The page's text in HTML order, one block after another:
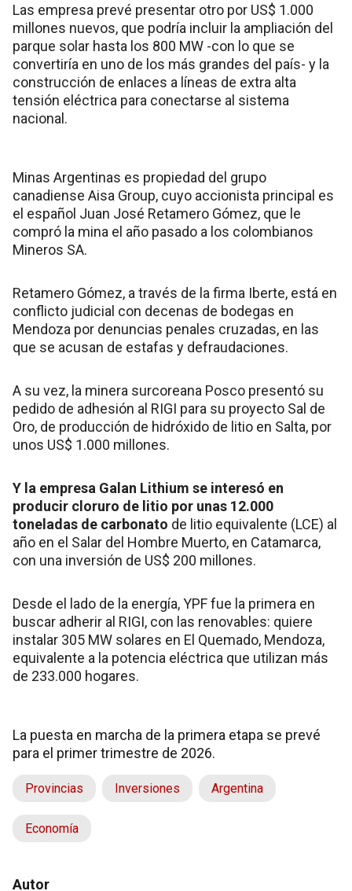
Las empresa prevé presentar otro por US$ 1.000
millones nuevos, que podría incluir la ampliación del
parque solar hasta los 800 MW -con lo que se
convertiría en uno de los más grandes del país- y la
construcción de enlaces a líneas de extra alta
tensión eléctrica para conectarse al sistema
nacional.
Minas Argentinas es propiedad del grupo
canadiense Aisa Group, cuyo accionista principal es
el español Juan José Retamero Gómez, que le
compró la mina el año pasado a los colombianos
Mineros SA.
Retamero Gómez, a través de la firma Iberte, está en
conflicto judicial con decenas de bodegas en
Mendoza por denuncias penales cruzadas, en las
que se acusan de estafas y defraudaciones.
A su vez, la minera surcoreana Posco presentó su
pedido de adhesión al RIGI para su proyecto Sal de
Oro, de producción de hidróxido de litio en Salta, por
unos US$ 1.000 millones.
Y la empresa Galan Lithium se interesó en
producir cloruro de litio por unas 12.000
toneladas de carbonato de litio equivalente (LCE) al
año en el Salar del Hombre Muerto, en Catamarca,
con una inversión de US$ 200 millones.
Desde el lado de la energía, YPF fue la primera en
buscar adherir al RIGI, con las renovables: quiere
instalar 305 MW solares en El Quemado, Mendoza,
equivalente a la potencia eléctrica que utilizan más
de 233.000 hogares.
La puesta en marcha de la primera etapa se prevé
para el primer trimestre de 2026.
Provincias Inversiones Argentina
Economía
Autor